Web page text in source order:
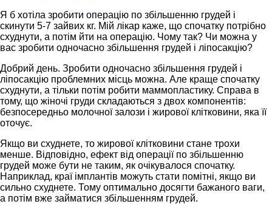
Я б хотіла зробити операцію по збільшенню грудей і
скинути 5-7 зайвих кг. Мій лікар каже, що спочатку потрібно
схуднути, а потім йти на операцію. Чому так? Чи можна у
вас зробити одночасно збільшення грудей і ліпосакцію?
Добрий день. Зробити одночасно збільшення грудей і
ліпосакцію проблемних місць можна. Але краще спочатку
схуднути, а тільки потім робити маммопластику. Справа в
тому, що жіночі груди складаються з двох компонентів:
безпосередньо молочної залози і жирової клітковини, яка її
оточує.
Якщо ви схуднете, то жирової клітковини стане трохи
менше. Відповідно, ефект від операції по збільшенню
грудей може бути не таким, як очікувалося спочатку.
Наприклад, краї імплантів можуть стати помітні, якщо ви
сильно схуднете. Тому оптимально досягти бажаного ваги,
а потім вже займатися збільшенням грудей.